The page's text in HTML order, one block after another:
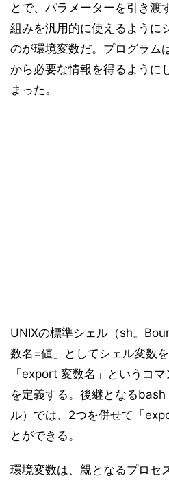
とで、パラメーターを引き渡
組みを汎用的に使えるように
のが環境変数だ。プログラム
から必要な情報を得るように
まった。
UNIXの標準シェル（sh。
数名=値」としてシェル変数を
「export 変数名」というコ
を定義する。後継となる
ル）では、2つを併せて「
とができる。
環境変数は、親となるプロセ